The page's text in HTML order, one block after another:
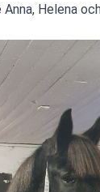
Helena